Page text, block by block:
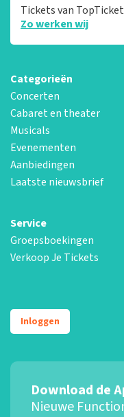
Tickets van
Zo werken wij
Categorieën
Concerten
Cabaret en theater
Musicals
Evenementen
Aanbiedingen
Laatste nieuwsbrief
Service
Groepsboekingen
Verkoop Je Tickets
Inloggen
Download de
Nieuwe